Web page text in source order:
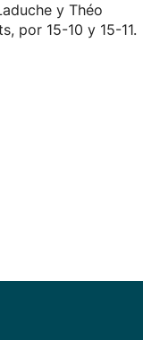
y Théo
por 15-10 y 15-11.